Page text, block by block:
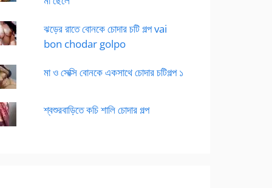
ঝড়ের রাতে বোনকে চোদার চটি গল্প vai
bon chodar golpo
মা ও সেক্সি বোনকে একসাথে চোদার চটিগল্প ১
শ্বশুরবাড়িতে কচি শালি চোদার গল্প